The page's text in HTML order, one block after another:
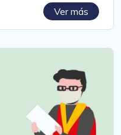
Ver más